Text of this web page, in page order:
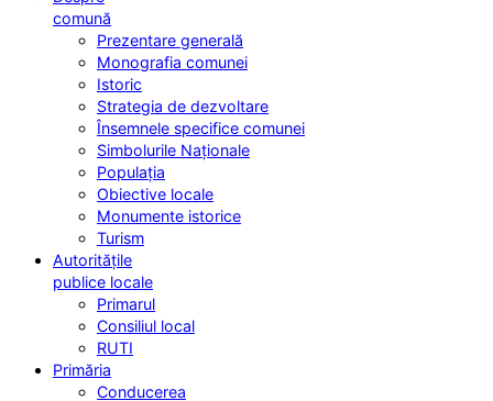
comună
Prezentare generală
Monografia comunei
Istoric
Strategia de dezvoltare
Însemnele specifice comunei
Simbolurile Naționale
Populația
Obiective locale
Monumente istorice
Turism
Autoritățile
publice locale
Primarul
Consiliul local
RUTI
Primăria
Conducerea